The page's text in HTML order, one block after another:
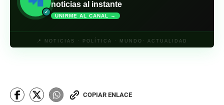
✓
noticias al instante
UNIRME AL CANAL →
📍 NOTICIAS · POLÍTICA · MUNDO· ACTUALIDAD
COPIAR ENLACE